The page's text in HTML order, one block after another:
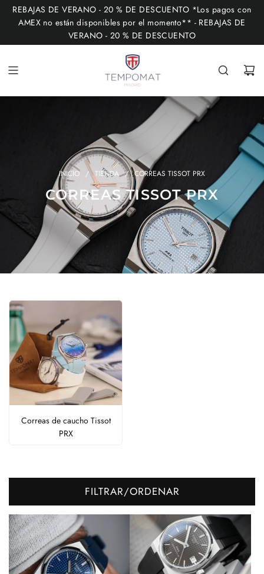
O
REBAJAS DE VERANO - 20 % DE DESCUENTO *Los pagos con
AMEX no están disponibles por el momento** - REBAJAS DE
VERANO - 20 % DE DESCUENTO
INICIO / TIENDA / CORREAS TISSOT PRX
CORREAS TISSOT PRX
Correas de caucho Tissot
PRX
FILTRAR/ORDENAR